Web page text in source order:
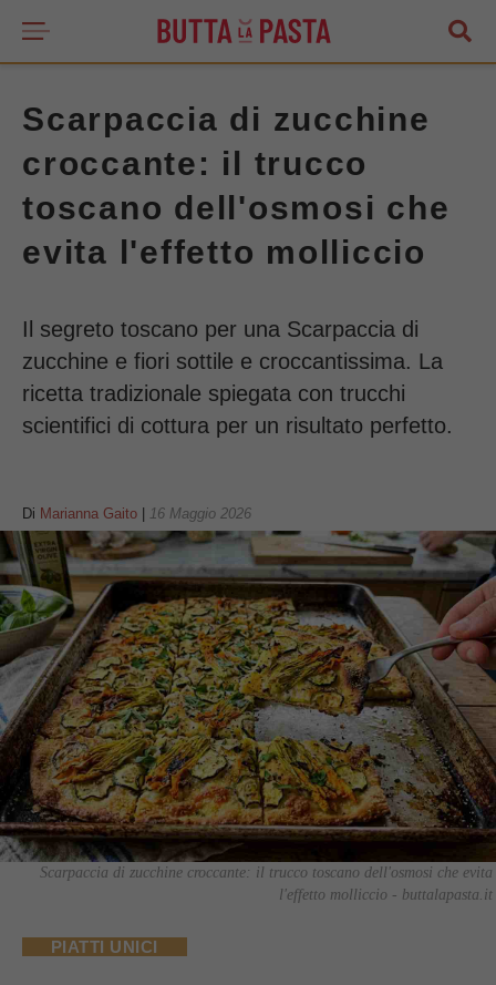
Scarpaccia di zucchine
croccante: il trucco
toscano dell'osmosi che
evita l'effetto molliccio
Il segreto toscano per una Scarpaccia di
zucchine e fiori sottile e croccantissima. La
ricetta tradizionale spiegata con trucchi
scientifici di cottura per un risultato perfetto.
Di Marianna Gaito 16 Maggio 2026
Scarpaccia di zucchine croccante: il trucco toscano dell'osmosi che evita
l'effetto molliccio - buttalapasta.it
PIATTI UNICI